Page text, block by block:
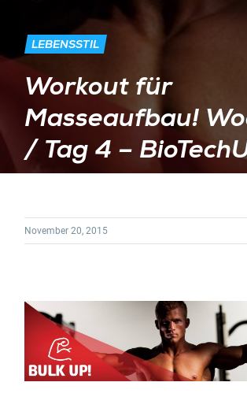
LEBENSSTIL
Workout für
Masseaufbau!
/ Tag 4 –
November 20, 2015